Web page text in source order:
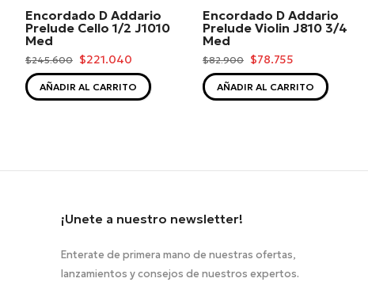
Encordado D Addario
Prelude Cello 1/2 J1010
Med
$245.600 $221.040
AÑADIR AL CARRITO
Encordado D Addario
Prelude Violin J810 3/4
Med
$82.900 $78.755
AÑADIR AL CARRITO
¡Unete a nuestro newsletter!
Enterate de primera mano de nuestras ofertas,
lanzamientos y consejos de nuestros expertos.